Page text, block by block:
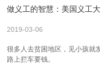
2019-03-06
很多人去贫困地区，见小孩就
路上拦车要钱。